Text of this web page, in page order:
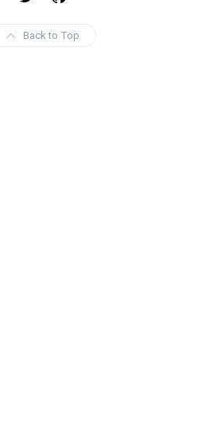
Back to Top